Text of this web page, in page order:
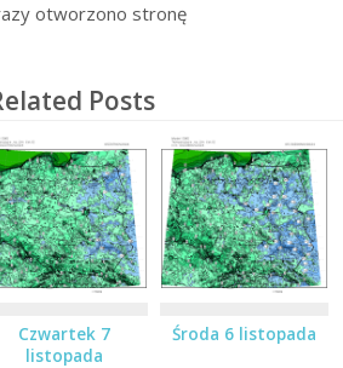
otworzono stronę
Posts
Czwartek 7
listopada
Środa 6 listopada